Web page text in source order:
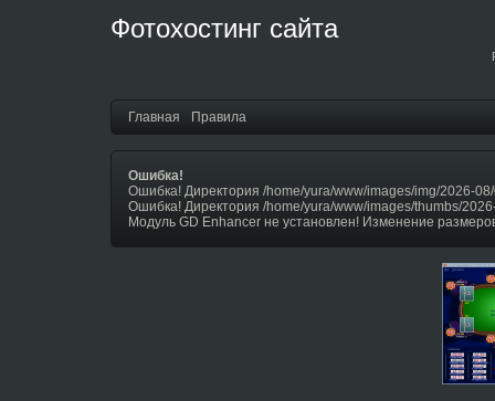
Фотохостинг сайта
Главная Правила
Ошибка!
Ошибка! Директория /home/yura/www/images/img/2026-
Ошибка! Директория /home/yura/www/images/thumbs/
Модуль GD Enhancer не установлен! Изменение